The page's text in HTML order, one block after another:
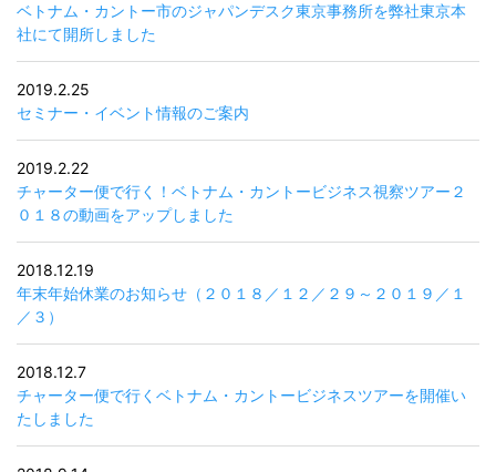
ベトナム・カントー市のジャパンデスク東京事務所を弊社東京本
社にて開所しました
2019.2.25
セミナー・イベント情報のご案内
2019.2.22
チャーター便で行く！ベトナム・カントービジネス視察ツアー２
０１８の動画をアップしました
2018.12.19
年末年始休業のお知らせ（２０１８／１２／２９～２０１９／１
／３）
2018.12.7
チャーター便で行くベトナム・カントービジネスツアーを開催い
たしました